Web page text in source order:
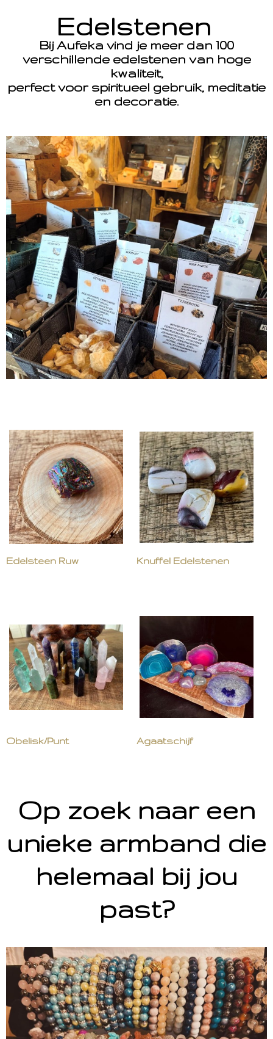
Edelstenen
Bij Aufeka vind je meer dan 100
verschillende edelstenen van hoge
kwaliteit,
perfect voor spiritueel gebruik, meditatie
en decoratie.
Edelsteen Ruw Knuffel Edelstenen
Obelisk/Punt Agaatschijf
Op zoek naar een
unieke armband die
helemaal bij jou
past?